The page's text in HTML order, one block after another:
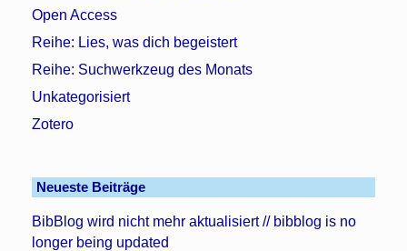
Open Access
Reihe: Lies, was dich begeistert
Reihe: Suchwerkzeug des Monats
Unkategorisiert
Zotero
Neueste Beiträge
BibBlog wird nicht mehr aktualisiert // bibblog is no
longer being updated